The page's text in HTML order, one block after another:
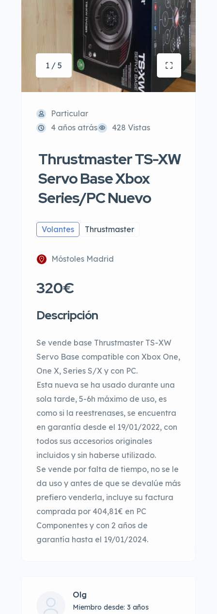
1 / 5
Particular
4 años atrás
428 Vistas
Thrustmaster TS-XW
Servo Base Xbox
Series/PC Nuevo
Volantes Thrustmaster
Móstoles Madrid
320€
Descripción
Se vende base Thrustmaster TS-XW
Servo Base compatible con Xbox One,
One X, Series S/X y con PC.
Esta nueva se ha usado durante una
sola tarde, 5-6h máximo de uso, es
como si la reestrenases, se encuentra
en garantía desde el 19/01/2022, con
todos sus accesorios originales
incluidos y sin haberse utilizado.
Se vende por falta de tiempo, no se le
da uso y antes de que se devalúe más
prefiero venderla, incluye su factura
comprada por 404,81€ en PC
Componentes y con 2 años de
garantía hasta el 19/01/2024.
Olg
Miembro desde: 3 años